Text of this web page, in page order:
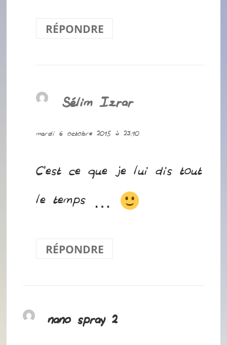
RÉPONDRE
Sélim Izrardit :
mardi 6 octobre 2015 à 23:10
C’est ce que je lui dis tout
le temps …
RÉPONDRE
nano spray 2dit :